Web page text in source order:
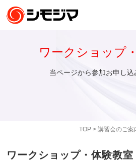
TOP> 講習会のご案
ワークショップ
当ページから参加お申し込
ワークショップ・体験教